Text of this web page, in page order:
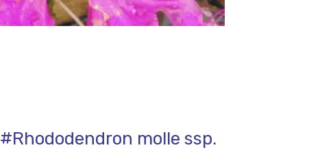
#Rhododendron molle ssp.